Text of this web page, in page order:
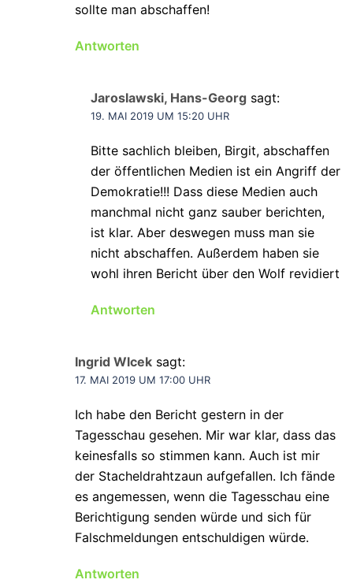
sollte man abschaffen!
Antworten
Jaroslawski, Hans-Georg sagt:
19. MAI 2019 UM 15:20 UHR
Bitte sachlich bleiben, Birgit, abschaffen
der öffentlichen Medien ist ein Angriff der
Demokratie!!! Dass diese Medien auch
manchmal nicht ganz sauber berichten,
ist klar. Aber deswegen muss man sie
nicht abschaffen. Außerdem haben sie
wohl ihren Bericht über den Wolf revidiert
Antworten
Ingrid Wlcek sagt:
17. MAI 2019 UM 17:00 UHR
Ich habe den Bericht gestern in der
Tagesschau gesehen. Mir war klar, dass das
keinesfalls so stimmen kann. Auch ist mir
der Stacheldrahtzaun aufgefallen. Ich fände
es angemessen, wenn die Tagesschau eine
Berichtigung senden würde und sich für
Falschmeldungen entschuldigen würde.
Antworten